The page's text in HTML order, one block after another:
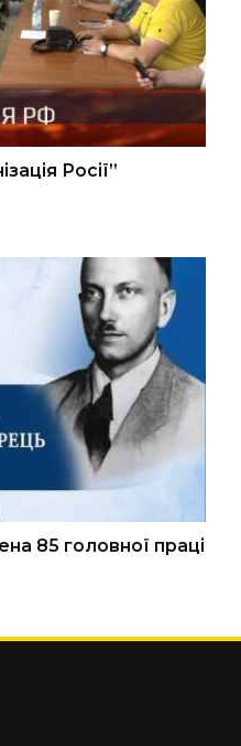
Росії”
85 головної праці